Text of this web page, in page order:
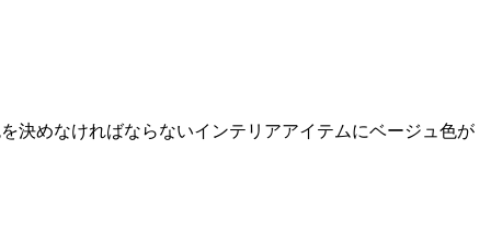
決めなければならないインテリアアイテムにベージュ色が